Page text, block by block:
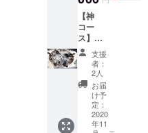
にご参
加くだ
さい。
＊もし
営業場
所にご
提案が
ありま
した
ら、ご
相談く
させて
頂きま
した。
その分
ピザを
増やし
ており
ます。
ご了承
くださ
いま
せ。) ＊
ズなど
一生の
思い出
にどう
ぞ。打
ち合わ
せも私
がとこ
とんお
付き合
い致し
ます。
【神
コー
ス】
オープ
ン時に
シャン
パンを
皆さん
に振る
舞える
権＋
支援
者：
2人
お届
け予
定：
2020
年11